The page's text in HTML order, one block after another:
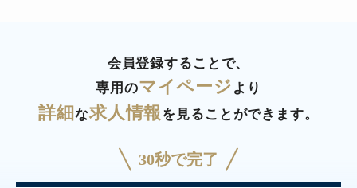
会員登録することで、
専用のマイページ より
詳細な求人情報を見ることができます。
30秒で完了